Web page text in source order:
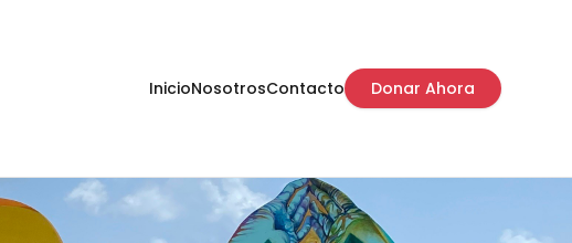
InicioNosotrosContacto Donar Ahora